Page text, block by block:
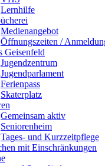
Lernhilfe
Medienangebot
Öffnungszeiten /
Geisenfeld
Jugendzentrum
Jugendparlament
Ferienpass
Skaterplatz
Gemeinsam aktiv
Seniorenheim
Tages- und Kurzzeitpflege
mit Einschränkungen